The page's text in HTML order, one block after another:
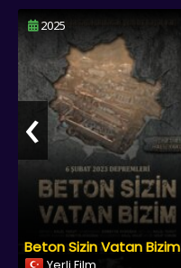
2025
Beton Sizin Vatan Bizim
‹